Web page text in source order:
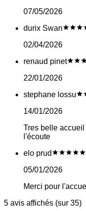
07/05/2026
durix Swan
02/04/2026
renaud pinet
22/01/2026
stephane lossu
14/01/2026
Tres belle
l'écoute
elo prud
05/01/2026
Merci pour
5 avis affichés (sur 35)